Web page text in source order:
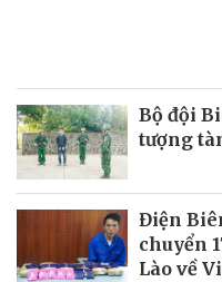
Bộ đội
tượng
Điện
chuyển
Lào về